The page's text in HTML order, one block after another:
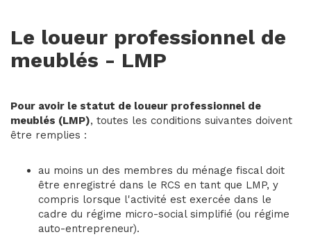
Le loueur professionnel de
meublés - LMP
Pour avoir le statut de loueur professionnel de
meublés (LMP), toutes les conditions suivantes doivent
être remplies :
au moins un des membres du ménage fiscal doit
être enregistré dans le RCS en tant que LMP, y
compris lorsque l'activité est exercée dans le
cadre du régime micro-social simplifié (ou régime
auto-entrepreneur).